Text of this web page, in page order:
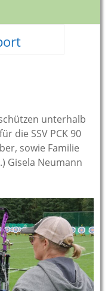
unterhalb
die SSV PCK 90
sowie Familie
Gisela Neumann